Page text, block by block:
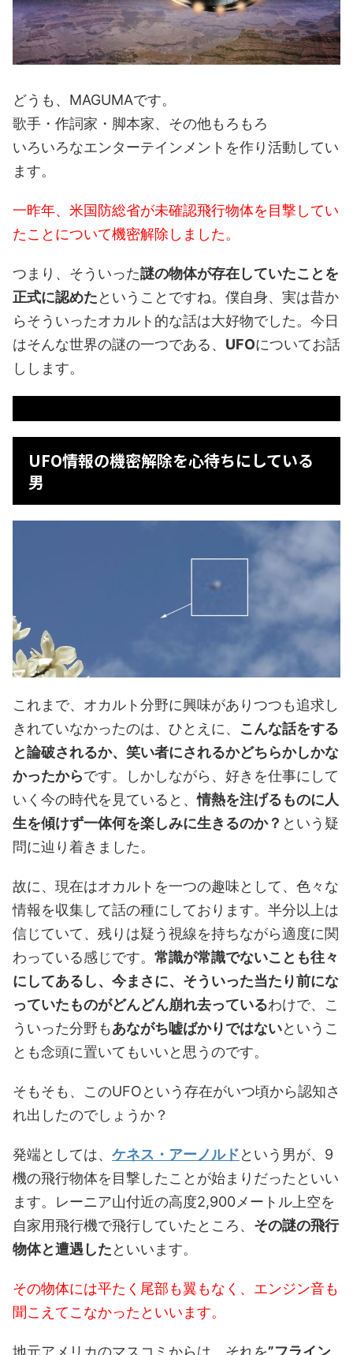
どうも、MAGUMAです。
歌手・作詞家・脚本家、その他もろもろ
いろいろなエンターテインメントを作り活動してい
ます。
一昨年、米国防総省が未確認飛行物体を目撃してい
たことについて機密解除しました。
つまり、そういった謎の物体が存在していたことを
正式に認めたということですね。僕自身、実は昔か
らそういったオカルト的な話は大好物でした。今日
はそんな世界の謎の一つである、 UFOについてお話
しします。
UFO情報の機密解除を心待ちにしている
男
これまで、オカルト分野に興味がありつつも追求し
きれていなかったのは、ひとえに、 こんな話をする
と論破されるか、笑い者にされるかどちらかしかな
かったからです。しかしながら、好きを仕事にして
いく今の時代を見ていると、情熱を注げるものに人
生を傾けず一体何を楽しみに生きるのか？ という疑
問に辿り着きました。
故に、現在はオカルトを一つの趣味として、色々な
情報を収集して話の種にしております。半分以上は
信じていて、残りは疑う視線を持ちながら適度に関
わっている感じです。 常識が常識でないことも往々
にしてあるし、今まさに、そういった当たり前にな
っていたものがどんどん崩れ去っているわけで、こ
ういった分野もあながち嘘ばかりではないというこ
とも念頭に置いてもいいと思うのです。
そもそも、このUFOという存在がいつ頃から認知さ
れ出したのでしょうか？
発端としては、 ケネス・アーノルドという男が、9
機の飛行物体を目撃したことが始まりだったといい
ます。レーニア山付近の高度2,900メートル上空を
自家用飛行機で飛行していたところ、 その謎の飛行
物体と遭遇したといいます。
その物体には平たく尾部も翼もなく、エンジン音も
聞こえてこなかったといいます。
地元アメリカのマスコミからは、それを”フライン